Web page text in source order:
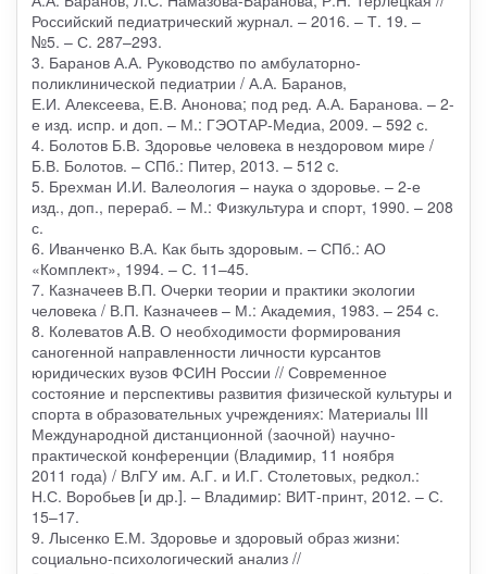
Российский педиатрический журнал. – 2016. – Т. 19. –
№5. – С. 287–293.
3. Баранов А.А. Руководство по амбулаторно-
поликлинической педиатрии / А.А. Баранов,
Е.И. Алексеева, Е.В. Анонова; под ред. А.А. Баранова. – 2-
е изд. испр. и доп. – М.: ГЭОТАР-Медиа, 2009. – 592 с.
4. Болотов Б.В. Здоровье человека в нездоровом мире /
Б.В. Болотов. – СПб.: Питер, 2013. – 512 c.
5. Брехман И.И. Валеология – наука о здоровье. – 2-е
изд., доп., перераб. – М.: Физкультура и спорт, 1990. – 208
с.
6. Иванченко В.А. Как быть здоровым. – СПб.: АО
«Комплект», 1994. – С. 11–45.
7. Казначеев В.П. Очерки теории и практики экологии
человека / В.П. Казначеев – М.: Академия, 1983. – 254 с.
8. Колеватов A.B. О необходимости формирования
саногенной направленности личности курсантов
юридических вузов ФСИН России // Современное
состояние и перспективы развития физической культуры и
спорта в образовательных учреждениях: Материалы III
Международной дистанционной (заочной) научно-
практической конференции (Владимир, 11 ноября
2011 года) / ВлГУ им. А.Г. и И.Г. Столетовых, редкол.:
Н.С. Воробьев [и др.]. – Владимир: ВИТ-принт, 2012. – С.
15–17.
9. Лысенко Е.М. Здоровье и здоровый образ жизни:
социально-психологический анализ //